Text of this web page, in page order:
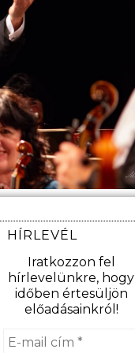
HÍRLEVÉL
Iratkozzon fel
hírlevelünkre, hogy
időben értesüljön
előadásainkról!